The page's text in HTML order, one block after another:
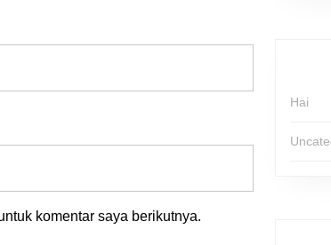
komentar saya berikutnya.
Hai